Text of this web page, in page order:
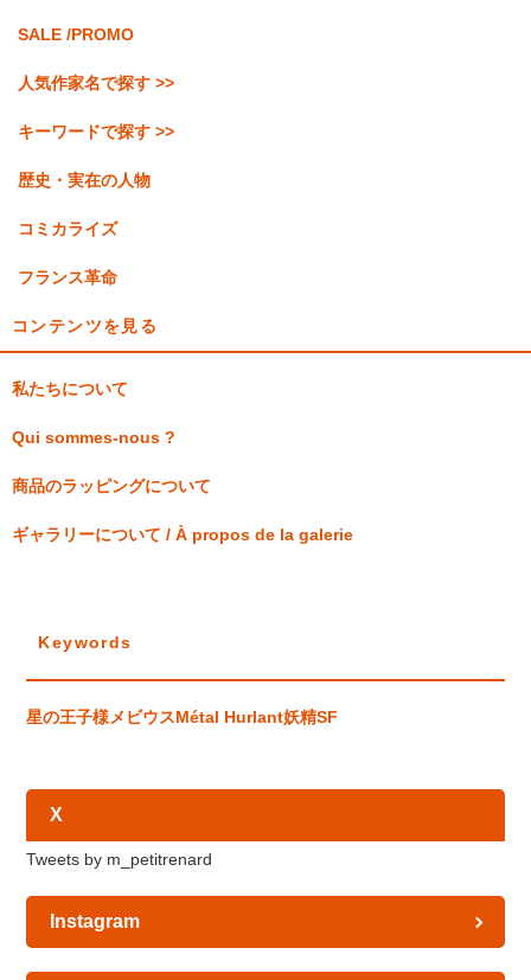
SALE /PROMO
人気作家名で探す >>
キーワードで探す >>
歴史・実在の人物
コミカライズ
フランス革命
コンテンツを見る
私たちについて
Qui sommes-nous ?
商品のラッピングについて
ギャラリーについて / À propos de la galerie
Keywords
星の王子様メビウスMétal Hurlant妖精SF
X
Tweets by m_petitrenard
Instagram